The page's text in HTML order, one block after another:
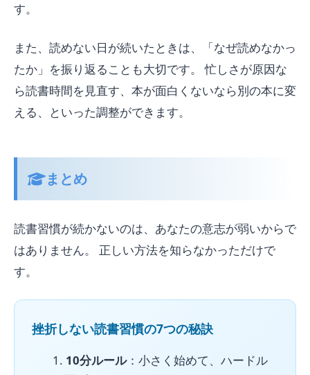
す。
また、読めない日が続いたときは、「なぜ読めなかっ
たか」を振り返ることも大切です。 忙しさが原因な
ら読書時間を見直す、本が面白くないなら別の本に変
える、といった調整ができます。
まとめ
読書習慣が続かないのは、あなたの意志が弱いからで
はありません。 正しい方法を知らなかっただけで
す。
挫折しない読書習慣の7つの秘訣
10分ルール：小さく始めて、ハードル